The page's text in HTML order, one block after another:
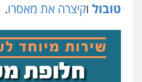
פלילי פשיעה
0506217771
טובול וקיצרה את מאסרו.